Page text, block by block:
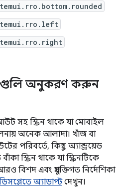
অনুকরণ করুন
সহ স্ক্রিন থাকে যা মোবাইল
অনেক আলাদা। খাঁজ বা
পরিবর্তে, কিছু অ্যান্ড্রয়েড
স্ক্রিন থাকে যা স্ক্রিনটিকে
বিশদ এবং প্রযুক্তিগত নির্দেশিকা
অ্যাডাপ্টদেখুন।